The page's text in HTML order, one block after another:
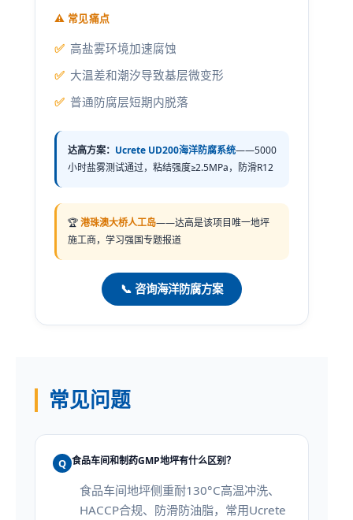
⚠️ 常见痛点
高盐雾环境加速腐蚀
大温差和潮汐导致基层微变形
普通防腐层短期内脱落
达高方案： Ucrete UD200海洋防腐系统——5000
小时盐雾测试通过，粘结强度≥2.5MPa，防滑R12
🏆港珠澳大桥人工岛——达高是该项目唯一地坪
施工商，学习强国专题报道
📞 咨询海洋防腐方案
常见问题
Q 食品车间和制药GMP地坪有什么区别？
食品车间地坪侧重耐130°C高温冲洗、
HACCP合规、防滑防油脂，常用Ucrete